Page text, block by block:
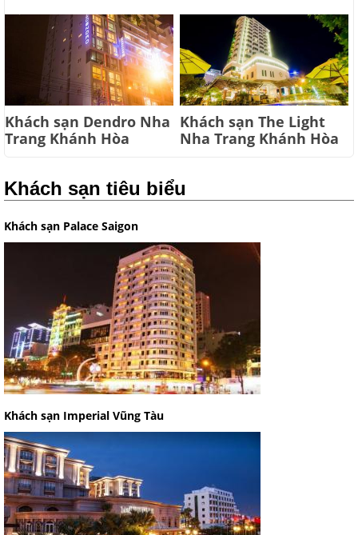
Khách sạn Dendro Nha
Trang Khánh Hòa
Khách sạn The Light
Nha Trang Khánh Hòa
Khách sạn tiêu biểu
Khách sạn Palace Saigon
Khách sạn Imperial Vũng Tàu